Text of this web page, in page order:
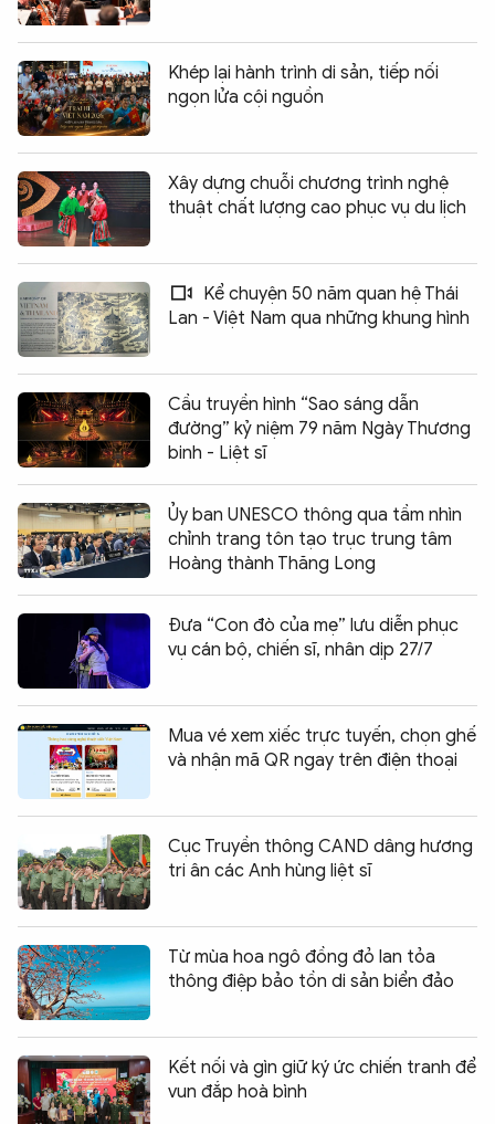
Khép lại hành trình di sản, tiếp nối
ngọn lửa cội nguồn
Xây dựng chuỗi chương trình nghệ
thuật chất lượng cao phục vụ du lịch
Kể chuyện 50 năm quan hệ Thái
Lan - Việt Nam qua những khung hình
Cầu truyền hình “Sao sáng dẫn
đường” kỷ niệm 79 năm Ngày Thương
binh - Liệt sĩ
Ủy ban UNESCO thông qua tầm nhìn
chỉnh trang tôn tạo trục trung tâm
Hoàng thành Thăng Long
Đưa “Con đò của mẹ” lưu diễn phục
vụ cán bộ, chiến sĩ, nhân dịp 27/7
Mua vé xem xiếc trực tuyến, chọn ghế
và nhận mã QR ngay trên điện thoại
Cục Truyền thông CAND dâng hương
tri ân các Anh hùng liệt sĩ
Từ mùa hoa ngô đồng đỏ lan tỏa
thông điệp bảo tồn di sản biển đảo
Kết nối và gìn giữ ký ức chiến tranh để
vun đắp hoà bình